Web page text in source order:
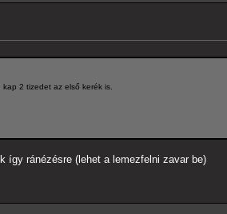
2 tizedet az első kerék is.
így ránézésre (lehet a lemezfelni zavar be)